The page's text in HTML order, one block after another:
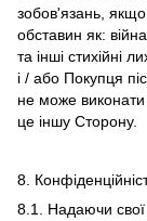
зобов'язань,
обставин як:
та інші стихійні
і / або Покупця
не може виконати
це іншу Сторону.
8.
8.1. Надаючи свої